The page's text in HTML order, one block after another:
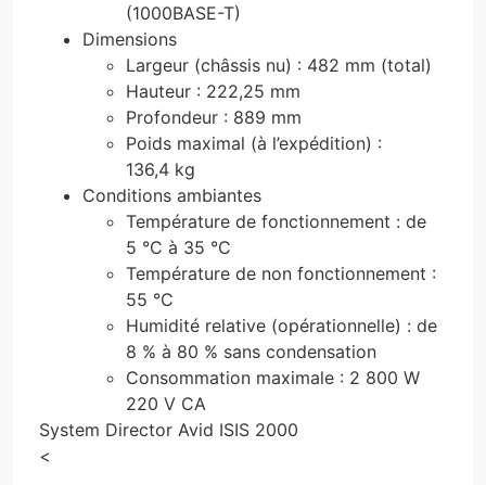
(1000BASE-T)
Dimensions
Largeur (châssis nu) : 482 mm (total)
Hauteur : 222,25 mm
Profondeur : 889 mm
Poids maximal (à l’expédition) :
136,4 kg
Conditions ambiantes
Température de fonctionnement : de
5 °C à 35 °C
Température de non fonctionnement :
55 °C
Humidité relative (opérationnelle) : de
8 % à 80 % sans condensation
Consommation maximale : 2 800 W
220 V CA
System Director Avid ISIS 2000
<